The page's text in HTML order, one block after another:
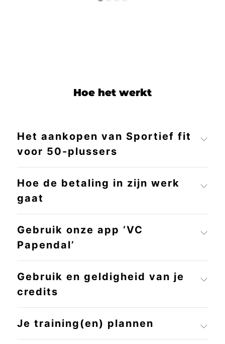
Hoe het werkt
Het aankopen van Sportief fit
voor 50-plussers
Hoe de betaling in zijn werk
gaat
Gebruik onze app ‘VC
Papendal’
Gebruik en geldigheid van je
credits
Je training(en) plannen